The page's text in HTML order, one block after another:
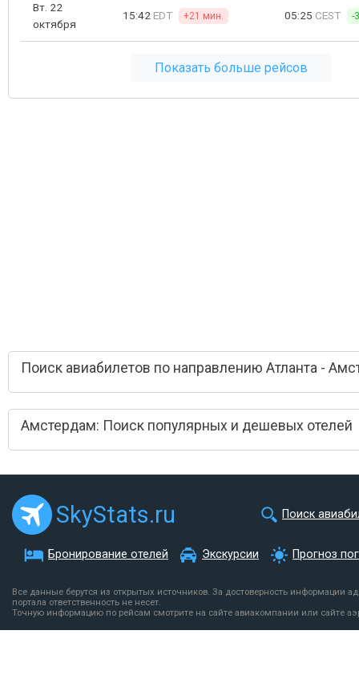
Вт. 22
октября
15:42 EDT +21 мин. 05:25 CEST -
Показать больше рейсов
Поиск авиабилетов по направлению Атланта -
Амстердам: Поиск популярных и дешевых отелей
SkyStats.ru Поиск
Бронирование отелей Экскурсии Прогноз
Все данные берутся из открытых источников. За достоверность информации
портала ответственность не несет.
Точную информацию по рейсам смотрите на сайте авиакомпании или сайте